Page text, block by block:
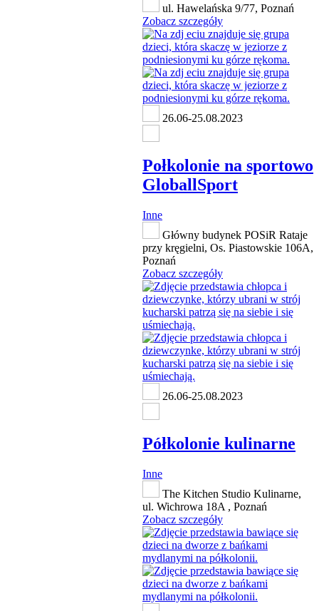
ul. Hawelańska 9/77, Poznań
Zobacz szczegóły
26.06-25.08.2023
Połkolonie na sportowo
GloballSport
Inne
Główny budynek POSiR Rataje
przy kręgielni, Os. Piastowskie 106A,
Poznań
Zobacz szczegóły
26.06-25.08.2023
Półkolonie kulinarne
Inne
The Kitchen Studio Kulinarne,
ul. Wichrowa 18A , Poznań
Zobacz szczegóły